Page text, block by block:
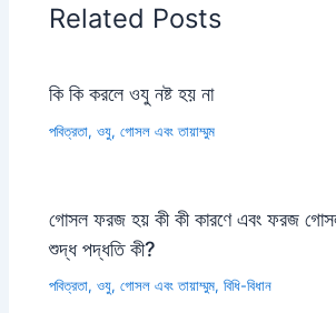
Related Posts
কি কি করলে ওযু নষ্ট হয় না
পবিত্রতা, ওযু, গোসল এবং তায়াম্মুম
গোসল ফরজ হয় কী কী কারণে এবং ফরজ
শুদ্ধ পদ্ধতি কী?
পবিত্রতা, ওযু, গোসল এবং তায়াম্মুম,বিধি-বিধান